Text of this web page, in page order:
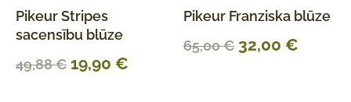
Pikeur Stripes
sacensību blūze
49,88€ 19,90 €
Pikeur Franziska blūze
65,00€ 32,00 €